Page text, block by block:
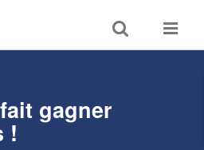
Toggle
search
Toggle
gagner
!